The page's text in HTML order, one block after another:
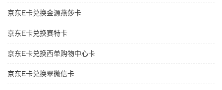
京东E卡兑换金源燕莎卡
京东E卡兑换赛特卡
京东E卡兑换西单购物中心卡
京东E卡兑换翠微信卡